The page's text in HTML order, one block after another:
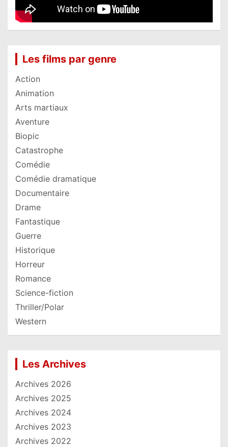
Les films par genre
Action
Animation
Arts martiaux
Aventure
Biopic
Catastrophe
Comédie
Comédie dramatique
Documentaire
Drame
Fantastique
Guerre
Historique
Horreur
Romance
Science-fiction
Thriller/Polar
Western
Les Archives
Archives 2026
Archives 2025
Archives 2024
Archives 2023
Archives 2022